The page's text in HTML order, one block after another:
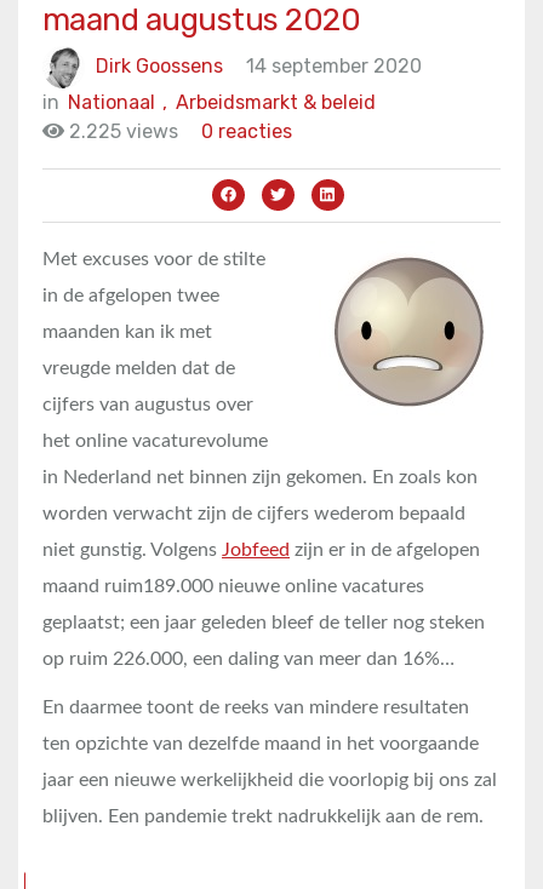
maand augustus 2020
Dirk Goossens
14 september 2020
in
Arbeidsmarkt & beleid
Nationaal ,
2.225 views
0 reacties
Met excuses voor de stilte
in de afgelopen twee
maanden kan ik met
vreugde melden dat de
cijfers van augustus over
het online vacaturevolume
in Nederland net binnen zijn gekomen. En zoals kon
worden verwacht zijn de cijfers wederom bepaald
niet gunstig. Volgens Jobfeed zijn er in de afgelopen
maand ruim189.000 nieuwe online vacatures
geplaatst; een jaar geleden bleef de teller nog steken
op ruim 226.000, een daling van meer dan 16%…
En daarmee toont de reeks van mindere resultaten
ten opzichte van dezelfde maand in het voorgaande
jaar een nieuwe werkelijkheid die voorlopig bij ons zal
blijven. Een pandemie trekt nadrukkelijk aan de rem.